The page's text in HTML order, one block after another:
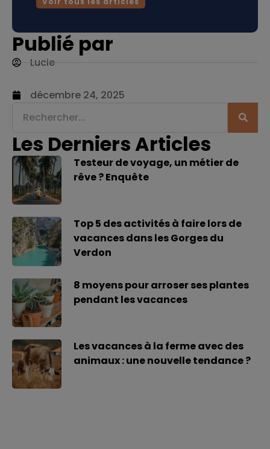
Publié par
Lucie
décembre 24, 2025
Les Derniers Articles
Testeur de voyage, un métier de
rêve ? Enquête
Top 5 des activités à faire lors de
vacances dans les Gorges du
Verdon
8 moyens pour arroser ses plantes
pendant les vacances
Les vacances à la ferme avec des
animaux : une nouvelle tendance ?